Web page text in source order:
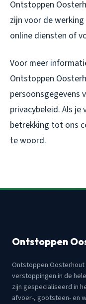
Ontstoppen
zijn voor de
online diensten of
Voor meer
Ontstoppen
persoonsgegevens
privacybeleid. Als
betrekking tot ons
te woord.
Ontstoppen
Ontstoppen
verstoppingen in de
zijn gespecialiseerd in
afvoer-, gootsteen- en